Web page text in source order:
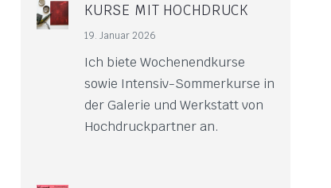
KURSE MIT HOCHDRUCK
19. Januar 2026
Ich biete Wochenendkurse
sowie Intensiv-Sommerkurse in
der Galerie und Werkstatt von
Hochdruckpartner an.